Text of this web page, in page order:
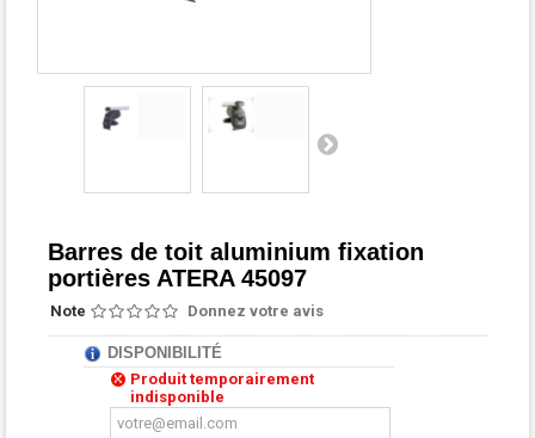
Barres de toit aluminium fixation
portières ATERA 45097
Note Donnez votre avis
DISPONIBILITÉ
Produit temporairement
indisponible